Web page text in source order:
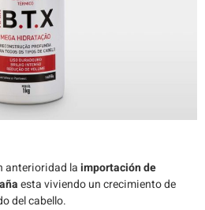
anterioridad laimportación de
esta viviendo un crecimiento de
del cabello.